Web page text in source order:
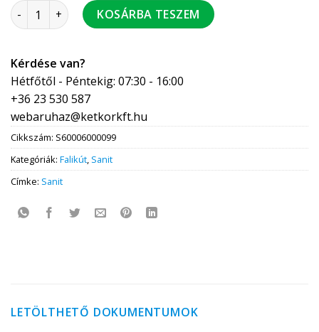
Sanit Multiset falikút tartozék rácsok antracit szürke
KOSÁRBA TESZEM
Kérdése van?
Hétfőtől - Péntekig: 07:30 - 16:00
+36 23 530 587
webaruhaz@ketkorkft.hu
Cikkszám: S60006000099
Kategóriák: Falikút, Sanit
Címke: Sanit
LETÖLTHETŐ DOKUMENTUMOK